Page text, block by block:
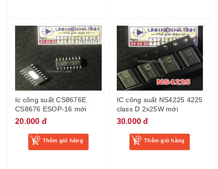
Ic công suất CS8676E
CS8676 ESOP-16 mới
20.000 đ
Thêm giỏ hàng
IC công suất NS4225 4225
class D 2x25W mới
30.000 đ
Thêm giỏ hàng